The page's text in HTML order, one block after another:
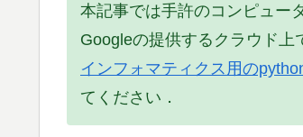
本記事では手許のコンピュー
Googleの提供するクラウド上
インフォマティクス用の
てください．